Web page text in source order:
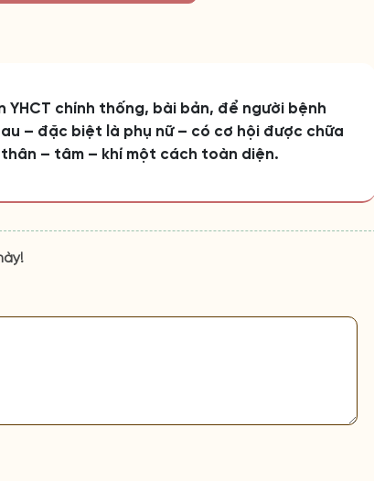
YHCT chính thống, bài bản, để người bệnh
– đặc biệt là phụ nữ – có cơ hội được chữa
– tâm – khí một cách toàn diện.